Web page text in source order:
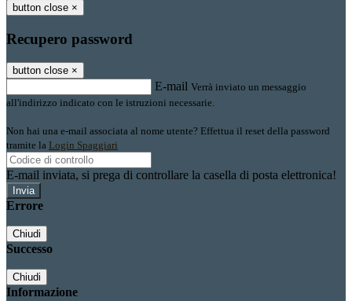
button close ×
Recupero password
button close ×
E-mail Verrà inviato un messaggio
all'indirizzo indicato con le istruzioni necessarie.
Non hai una e-mail associata al nome utente? Effettua il reset della password
tramite la Login Spaggiari
E-mail inviata, si prega di controllare la casella di posta elettronica!
Errore
Chiudi
Successo
Chiudi
Informazione